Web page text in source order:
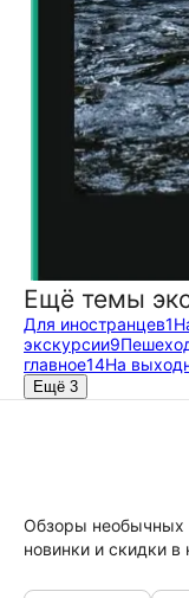
Ещё темы
Для иностранцев1
экскурсии9
главное14На
Ещё 3
Обзоры необычных
новинки и скидки в